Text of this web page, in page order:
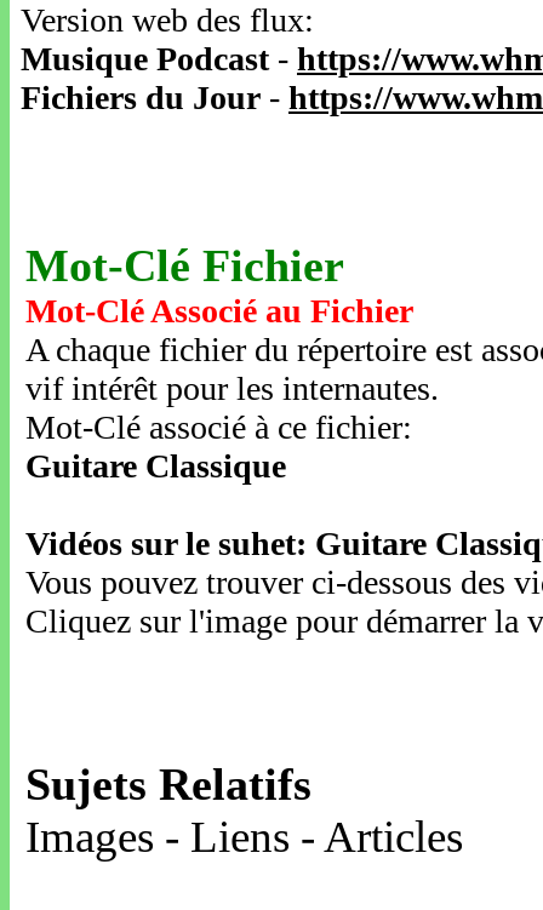
Version web des flux:
Musique Podcast- https://
Fichiers du Jour - https://
Mot-Clé Fichier
Mot-Clé Associé au Fichier
A chaque fichier du répertoire est
vif intérêt pour les internautes.
Mot-Clé associé à ce fichier:
Guitare Classique
Vidéos sur le suhet: Guitare
Vous pouvez trouver ci-dessous des
Cliquez sur l'image pour démarrer la
Sujets Relatifs
Images - Liens - Articles